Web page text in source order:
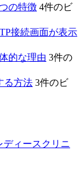
の特徴 4件のビ
接続画面が表示
的な理由 3件の
る方法 3件のビ
ディースクリニ